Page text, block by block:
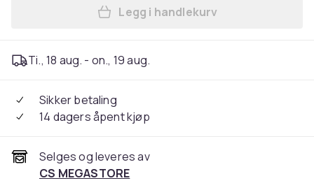
Legg SONY PLAYSTATION
Legg i handlekurv
Ti., 18 aug. - on., 19 aug.
Sikker betaling
14 dagers åpent kjøp
Selges og leveres av
CS MEGASTORE